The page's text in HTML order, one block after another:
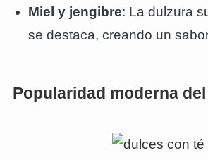
Miel y jengibre: La dulzura
se destaca, creando un
Popularidad moderna